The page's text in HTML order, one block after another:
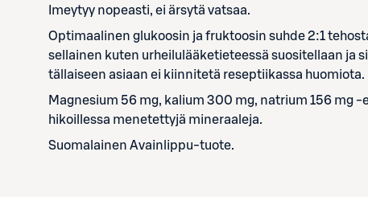
Imeytyy nopeasti, ei ärsytä vatsaa.
Optimaalinen glukoosin ja fruktoosin suhde 2:1
sellainen kuten urheilulääketieteessä suositellaan ja
tällaiseen asiaan ei kiinnitetä reseptiikassa huomiota.
Magnesium 56 mg, kalium 300 mg, natrium 156 mg
hikoillessa menetettyjä mineraaleja.
Suomalainen Avainlippu-tuote.